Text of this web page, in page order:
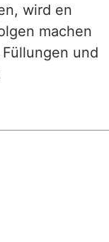
wird en
machen
und